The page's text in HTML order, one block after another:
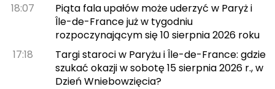
18:07
Piąta fala upałów może uderzyć w Paryż i
Île-de-France już w tygodniu
rozpoczynającym się 10 sierpnia 2026 roku
17:18
Targi staroci w Paryżu i Île-de-France: gdzie
szukać okazji w sobotę 15 sierpnia 2026 r., w
Dzień Wniebowzięcia?